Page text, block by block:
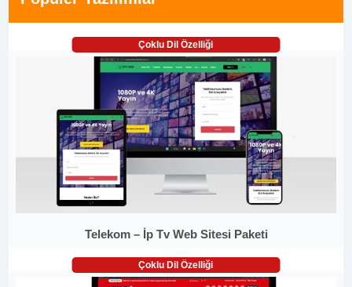
Çoklu Dil Özelliği
Telekom – İp Tv Web Sitesi Paketi
Çoklu Dil Özelliği